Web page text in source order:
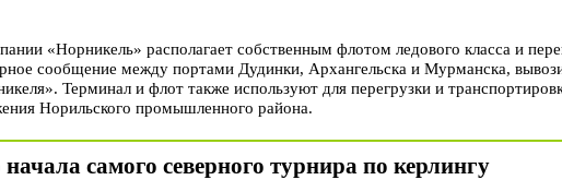
«Норникель» располагает собственным флотом ледового класса и
сообщение между портами Дудинки, Архангельска и Мурманска,
Терминал и флот также используют для перегрузки и
Норильского промышленного района.
самого северного турнира по керлингу